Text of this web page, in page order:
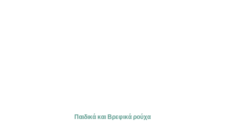
Παιδικά και Βρεφικά ρούχα